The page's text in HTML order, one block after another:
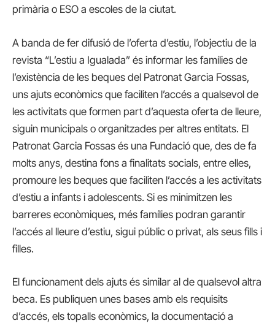
primària o ESO a escoles de la ciutat.
A banda de fer difusió de l’oferta d’estiu, l’objectiu de la
revista “L’estiu a Igualada” és informar les famílies de
l’existència de les beques del Patronat Garcia Fossas,
uns ajuts econòmics que faciliten l’accés a qualsevol de
les activitats que formen part d’aquesta oferta de lleure,
siguin municipals o organitzades per altres entitats. El
Patronat Garcia Fossas és una Fundació que, des de fa
molts anys, destina fons a finalitats socials, entre elles,
promoure les beques que faciliten l’accés a les activitats
d’estiu a infants i adolescents. Si es minimitzen les
barreres econòmiques, més famílies podran garantir
l’accés al lleure d’estiu, sigui públic o privat, als seus fills i
filles.
El funcionament dels ajuts és similar al de qualsevol altra
beca. Es publiquen unes bases amb els requisits
d’accés, els topalls econòmics, la documentació a